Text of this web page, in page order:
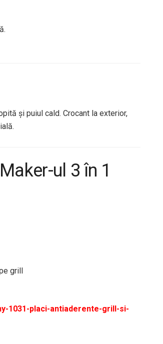
și puiul cald. Crocant la exterior,
ul 3 în 1
grill
1031-placi-antiaderente-grill-si-